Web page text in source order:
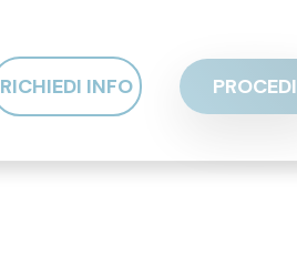
RICHIEDI INFO PROCEDI